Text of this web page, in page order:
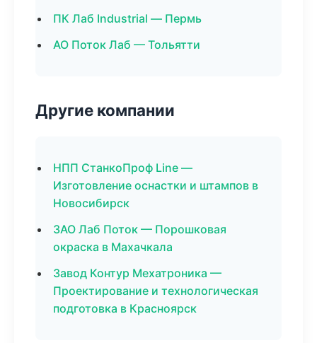
ПК Лаб Industrial — Пермь
АО Поток Лаб — Тольятти
Другие компании
НПП СтанкоПроф Line —
Изготовление оснастки и штампов в
Новосибирск
ЗАО Лаб Поток — Порошковая
окраска в Махачкала
Завод Контур Мехатроника —
Проектирование и технологическая
подготовка в Красноярск